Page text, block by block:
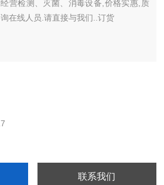
营检测、灭菌、消毒设备,价格实惠,质
在线人员.请直接与我们..订货
联系我们